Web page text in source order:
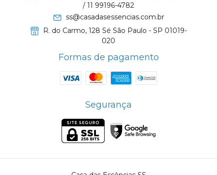
/ 11 99196-4782
ss@casadasessencias.com.br
R. do Carmo, 128 Sé São Paulo - SP 01019-
020
Formas de pagamento
Segurança